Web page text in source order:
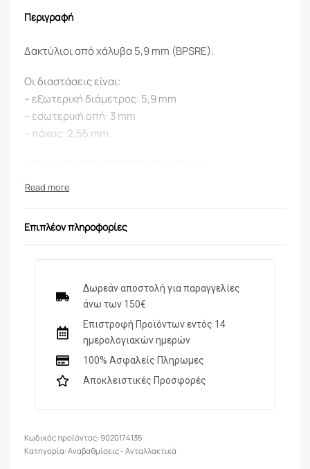
Περιγραφή
Δακτύλιοι από χάλυβα 5,9 mm (BPSRE).
Οι διαστάσεις είναι:
– εξωτερική διάμετρος: 5,9 mm
– εσωτερική οπή: 3 mm
– πάχος: 2,55 mm
100% ΣΥΜΒΑΤΟ ΜΕ MARUI
Επιπλέον πληροφορίες
Δωρεάν αποστολή για παραγγελίες
άνω των 150€
Επιστροφή Προϊόντων εντός 14
ημερολογιακών ημερών
100% Ασφαλείς Πληρωμες
Αποκλειστικές Προσφορές
9020174135
Κατηγορία:Αναβαθμίσεις - Ανταλλακτικά